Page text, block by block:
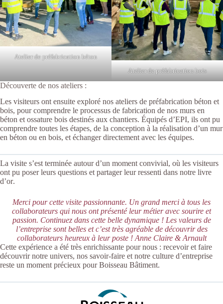
Atelier de préfabrication béton
Atelier de préfabrication bois
Découverte de nos ateliers :
Les visiteurs ont ensuite exploré nos ateliers de préfabrication béton et
bois, pour comprendre le processus de fabrication de nos murs en
béton et ossature bois destinés aux chantiers. Équipés d’EPI, ils ont pu
comprendre toutes les étapes, de la conception à la réalisation d’un mur
en béton ou en bois, et échanger directement avec les équipes.
La visite s’est terminée autour d’un moment convivial, où les visiteurs
ont pu poser leurs questions et partager leur ressenti dans notre livre
d’or.
Merci pour cette visite passionnante. Un grand merci à tous les
collaborateurs qui nous ont présenté leur métier avec sourire et
passion. Continuez dans cette belle dynamique ! Les valeurs de
l’entreprise sont belles et c’est très agréable de découvrir des
collaborateurs heureux à leur poste ! Anne Claire & Arnault
Cette expérience a été très enrichissante pour nous : recevoir et faire
découvrir notre univers, nos savoir-faire et notre culture d’entreprise
reste un moment précieux pour Boisseau Bâtiment.